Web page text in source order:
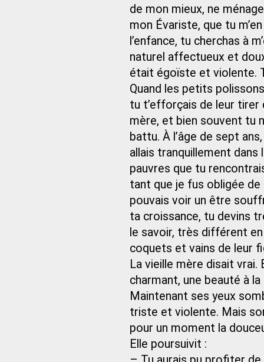
de mon mieux, ne
mon Évariste, que tu
l’enfance, tu cherchas à
naturel affectueux et
était égoïste et violente.
Quand les petits
tu t’efforçais de leur tirer
mère, et bien souvent tu
battu. À l’âge de sept
allais tranquillement
pauvres que tu
tant que je fus obligée
pouvais voir un être
ta croissance, tu devins
le savoir, très différent
coquets et vains de leur
La vieille mère disait
charmant, une beauté à
Maintenant ses yeux
triste et violente. Mais
pour un moment la
Elle poursuivit :